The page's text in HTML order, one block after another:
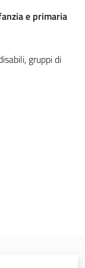
e primaria
gruppi di